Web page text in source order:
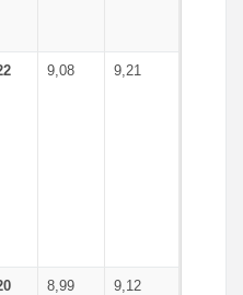
9,08 9,21
8,99 9,12